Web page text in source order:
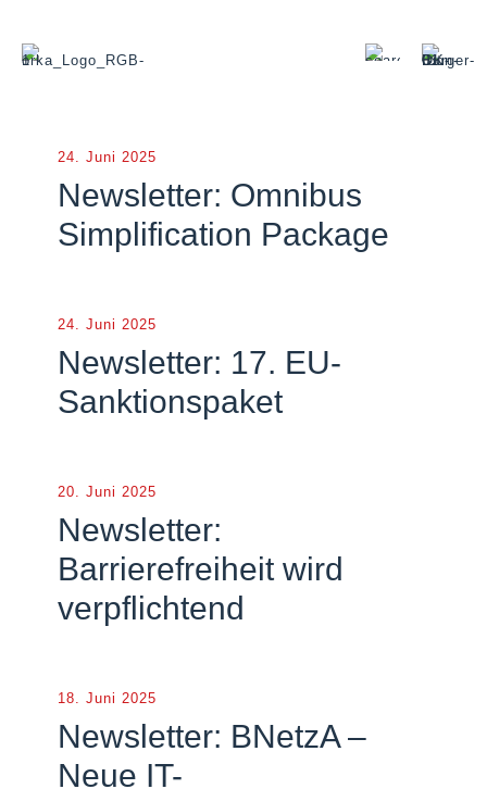
24. Juni 2025
Newsletter: Omnibus
Simplification Package
24. Juni 2025
Newsletter: 17. EU-
Sanktionspaket
20. Juni 2025
Newsletter:
Barrierefreiheit wird
verpflichtend
18. Juni 2025
Newsletter: BNetzA –
Neue IT-